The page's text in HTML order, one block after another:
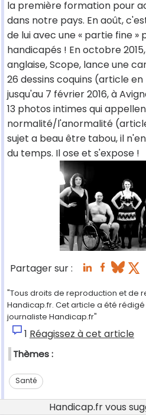
la première formation pour
dans notre pays. En août,
de lui avec une « partie fine »
handicapés ! En octobre
anglaise, Scope, lance une
26 dessins coquins (article
jusqu'au 7 février 2016, à
13 photos intimes qui
normalité/l'anormalité
sujet a beau être tabou, il
du temps. Il ose et s'expose !
Partager sur :
"Tous droits de reproduction et de
Handicap.fr. Cet article a été
journaliste Handicap.fr"
1 Réagissez à cet article
Thèmes :
Santé
Handicap.fr vous